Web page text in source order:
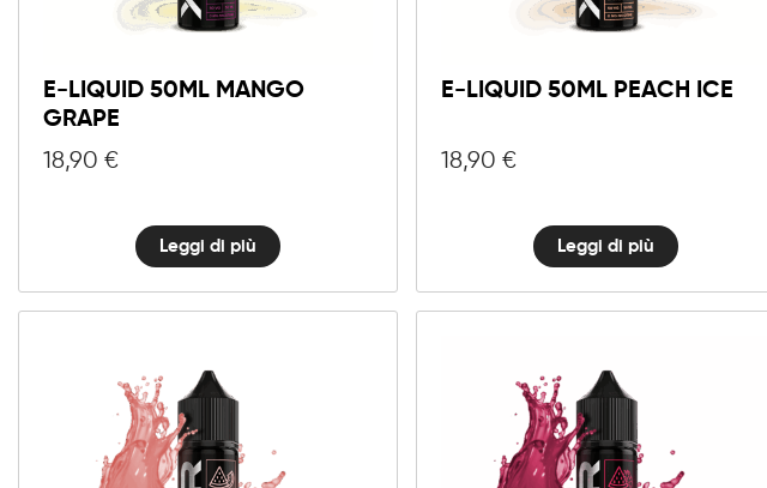
E-LIQUID 50ML MANGO
GRAPE
18,90 €
Leggi di più
E-LIQUID 50ML PEACH ICE
18,90€
Leggi di più